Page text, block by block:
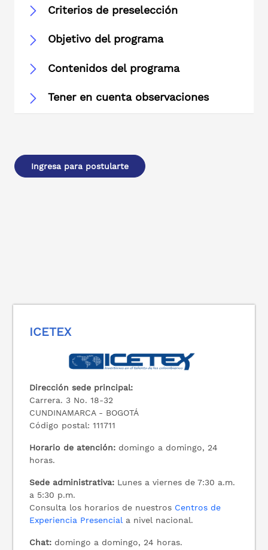
Criterios de preselección
Objetivo del programa
Contenidos del programa
Tener en cuenta observaciones
Ingresa para postularte
ICETEX
Dirección sede principal:
Carrera. 3 No. 18-32
CUNDINAMARCA - BOGOTÁ
Código postal: 111711
Horario de atención: domingo a domingo, 24
horas.
Sede administrativa: Lunes a viernes de 7:30 a.m.
a 5:30 p.m.
Consulta los horarios de nuestros Centros de
Experiencia Presencial a nivel nacional.
Chat: domingo a domingo, 24 horas.